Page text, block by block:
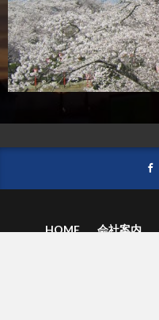
HOME 会社案内